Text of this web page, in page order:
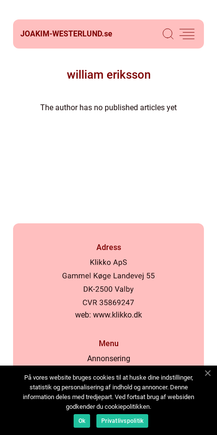
JOAKIM-WESTERLUND.se
william eriksson
The author has no published articles yet
Adress
web: www.klikko.dk
Menu
Annonsering
Cookies
Kontakta oss
Sitemap
På vores website bruges cookies til at huske dine indstillinger,
statistik og personalisering af indhold og annoncer. Denne
information deles med tredjepart. Ved fortsat brug af websiden
godkender du cookiepolitikken.
Ok Privatlivspolitik